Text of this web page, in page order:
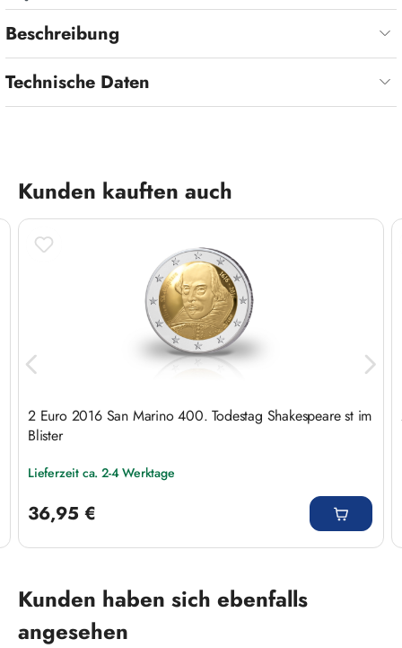
Beschreibung
Technische Daten
Produktgalerie überspringen
Kunden kauften auch
2 Euro 2016 San Marino 400. Todestag Shakespeare st im
Blister
Lieferzeit ca. 2-4 Werktage
36,95 €
Produktgalerie überspringen
Kunden haben sich ebenfalls
angesehen